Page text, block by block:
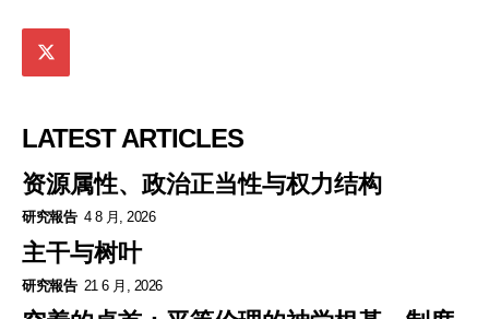
LATEST ARTICLES
资源属性、政治正当性与权力结构
研究報告 4 8 月, 2026
主干与树叶
研究報告 21 6 月, 2026